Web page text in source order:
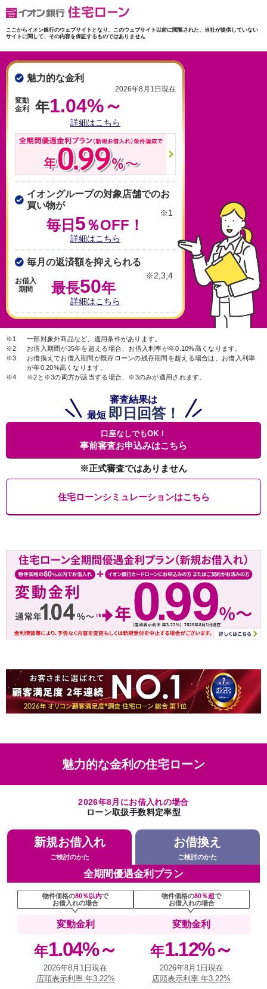
ここからイオン銀行のウェブサイトとなり、このウェブサイト以前に閲覧された、当社が提供していない
サイトに関して、その内容を保証するものではありません
魅力的な金利
2026年8月1日現在
変動
金利
年1.04%～
詳細はこちら
イオングループの対象店舗でのお
買い物が
毎日 5％OFF！
※1
詳細はこちら
毎月の返済額を抑えられる
お借入
期間
最長50年
※2,3,4
詳細はこちら
※1
一部対象外商品など、適用条件があります。
※2
お借入期間が35年を超える場合、お借入利率が年0.10%高くなります。
※3
お借換えでお借入期間が既存ローンの残存期間を超える場合は、お借入利率
が年0.20%高くなります。
※4
※2と※3の両方が該当する場合、※3のみが適用されます。
審査結果は
最短 即日回答！
口座なしでもOK！
事前審査お申込みはこちら
※正式審査ではありません
住宅ローンシミュレーションはこちら
魅力的な金利の住宅ローン
2026年8月にお借入れの場合
ローン取扱手数料定率型
新規お借入れ
ご検討のかた
お借換え
ご検討のかた
全期間優遇金利プラン
物件価格の80％以内で
お借入れの場合
変動金利
年1.04%～
2026年8月1日現在
店頭表示利率 年3.22%
物件価格の80％超で
お借入れの場合
変動金利
年1.12%～
2026年8月1日現在
店頭表示利率 年3.22%